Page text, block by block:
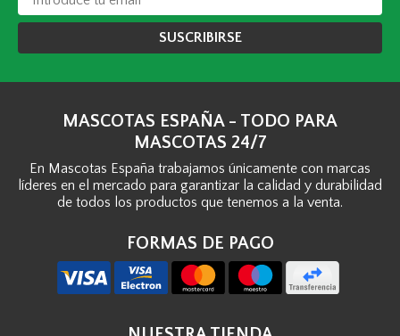
SUSCRIBIRSE
MASCOTAS ESPAÑA - TODO PARA
MASCOTAS 24/7
En Mascotas España trabajamos únicamente con marcas
líderes en el mercado para garantizar la calidad y durabilidad
de todos los productos que tenemos a la venta.
FORMAS DE PAGO